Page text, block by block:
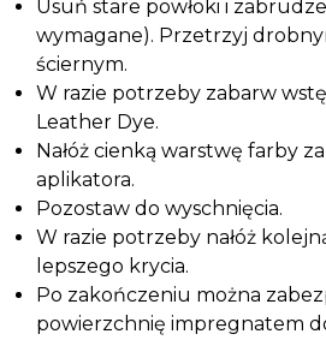
Usuń stare powłoki i
wymagane). Przetrzyj
ściernym.
W razie potrzeby zabarw
Leather Dye.
Nałóż cienką warstwę farby
aplikatora.
Pozostaw do wyschnięcia.
W razie potrzeby nałóż
lepszego krycia.
Po zakończeniu można
powierzchnię impregnatem